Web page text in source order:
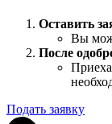
Оставить
Вы
После
Подать заявку